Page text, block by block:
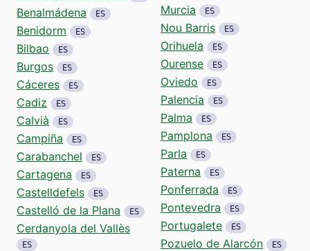
Benalmádena ES
Benidorm ES
Bilbao ES
Burgos ES
Cáceres ES
Cadiz ES
Calvià ES
Campiña ES
Carabanchel ES
Cartagena ES
Castelldefels ES
Castelló de la Plana ES
Cerdanyola del Vallès
ES
Murcia ES
Nou Barris ES
Orihuela ES
Ourense ES
Oviedo ES
Palencia ES
Palma ES
Pamplona ES
Parla ES
Paterna ES
Ponferrada ES
Pontevedra ES
Portugalete ES
Pozuelo de Alarcón ES